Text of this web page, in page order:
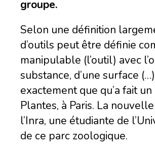
groupe.
Selon une définition
d’outils peut être définie
manipulable (l’outil) avec
substance, d’une surface
exactement que qu’a fait
Plantes, à Paris. La
l’Inra, une étudiante de
de ce parc zoologique.